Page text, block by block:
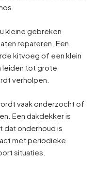
kleine gebreken
repareren. Een
kitvoeg of een klein
leiden tot grote
verholpen.
vaak onderzocht of
Een dakdekker is
dat onderhoud is
met periodieke
situaties.